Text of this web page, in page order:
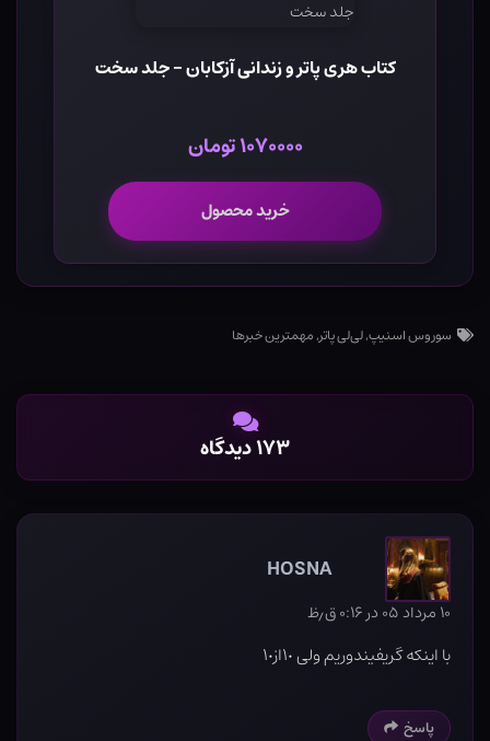
کتاب هری پاتر و زندانی آزکابان - جلد سخت
۱۰۷۰۰۰۰ تومان
خرید محصول
سوروس اسنیپ,لی‌لی پاتر,مهمترین خبرها
۱۷۳ دیدگاه
HOSNA
۱۰ مرداد ۰۵ در ۰:۱۶ ق٫ظ
با اینکه گریفیندوریم ولی ۱٠از۱٠
پاسخ